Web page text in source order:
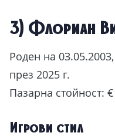
3) Флориан
Роден на
през 2025 г.
Пазарна стойност:
Игрови стил
20 ЛЕСНИ